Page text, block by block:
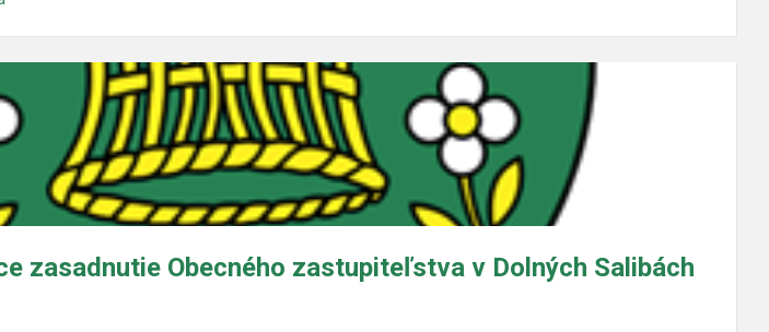
zasadnutie Obecného zastupiteľstva v Dolných Salibách